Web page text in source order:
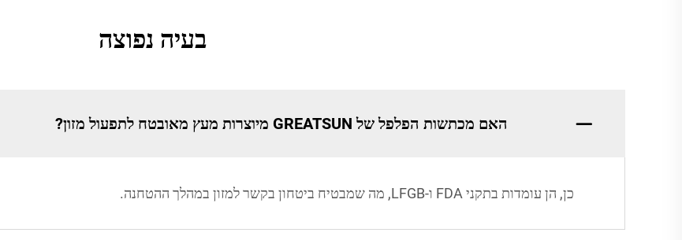
בעיה נפוצה
האם מכתשות הפלפל של GREATSUN מיוצרות מעץ מאובטח לתפעול מזון?
כן, הן עומדות בתקני FDA ו-LFGB, מה שמבטיח ביטחון בקשר למזון במהלך ההטחנה.